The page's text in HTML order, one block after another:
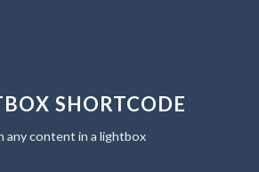
SHORTCODE
any content in a lightbox